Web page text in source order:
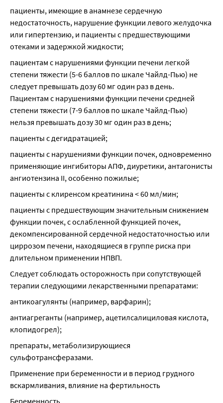
пациенты, имеющие в анамнезе сердечную
недостаточность, нарушение функции левого желудочка
или гипертензию, и пациенты с предшествующими
отеками и задержкой жидкости;
пациентам с нарушениями функции печени легкой
степени тяжести (5-6 баллов по шкале Чайлд-Пью) не
следует превышать дозу 60 мг один раз в день.
Пациентам с нарушениями функции печени средней
степени тяжести (7-9 баллов по шкале Чайлд-Пью)
нельзя превышать дозу 30 мг один раз в день;
пациенты с дегидратацией;
пациенты с нарушениями функции почек, одновременно
применяющие ингибиторы АПФ, диуретики, антагонисты
ангиотензина II, особенно пожилые;
пациенты с клиренсом креатинина < 60 мл/мин;
пациенты с предшествующим значительным снижением
функции почек, с ослабленной функцией почек,
декомпенсированной сердечной недостаточностью или
циррозом печени, находящиеся в группе риска при
длительном применении НПВП.
Следует соблюдать осторожность при сопутствующей
терапии следующими лекарственными препаратами:
антикоагулянты (например, варфарин);
антиагреганты (например, ацетилсалициловая кислота,
клопидогрел);
препараты, метаболизирующиеся
сульфотрансферазами.
Применение при беременности и в период грудного
вскармливания, влияние на фертильность
Беременность